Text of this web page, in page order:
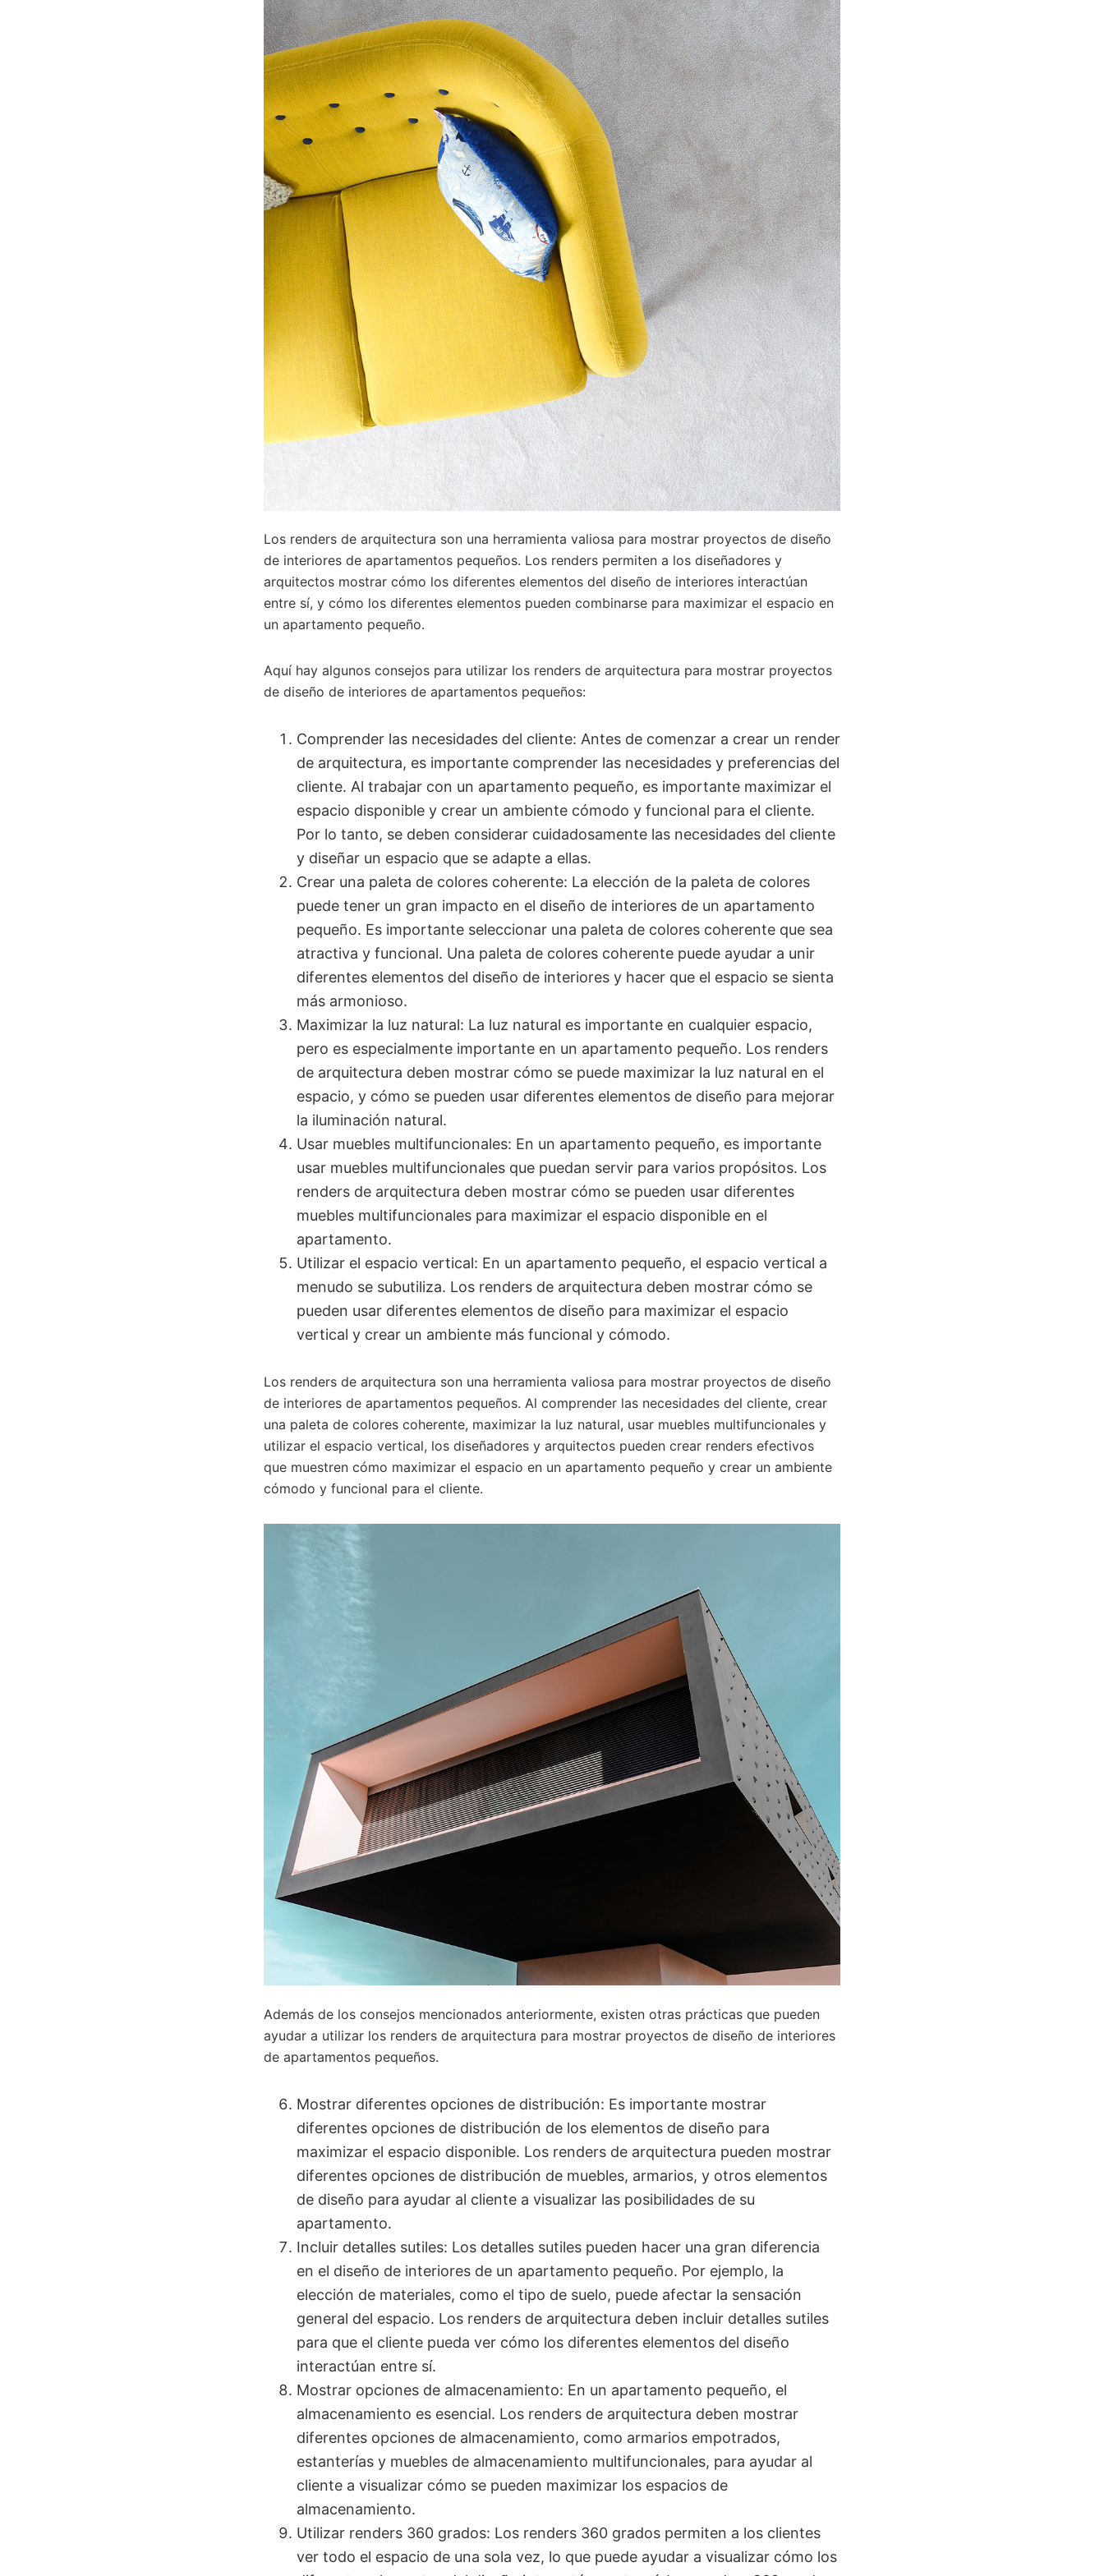
Los renders de arquitectura son una herramienta valiosa para mostrar proyectos de diseño
de interiores de apartamentos pequeños. Los renders permiten a los diseñadores y
arquitectos mostrar cómo los diferentes elementos del diseño de interiores interactúan
entre sí, y cómo los diferentes elementos pueden combinarse para maximizar el espacio en
un apartamento pequeño.
Aquí hay algunos consejos para utilizar los renders de arquitectura para mostrar proyectos
de diseño de interiores de apartamentos pequeños:
Comprender las necesidades del cliente: Antes de comenzar a crear un render
de arquitectura, es importante comprender las necesidades y preferencias del
cliente. Al trabajar con un apartamento pequeño, es importante maximizar el
espacio disponible y crear un ambiente cómodo y funcional para el cliente.
Por lo tanto, se deben considerar cuidadosamente las necesidades del cliente
y diseñar un espacio que se adapte a ellas.
Crear una paleta de colores coherente: La elección de la paleta de colores
puede tener un gran impacto en el diseño de interiores de un apartamento
pequeño. Es importante seleccionar una paleta de colores coherente que sea
atractiva y funcional. Una paleta de colores coherente puede ayudar a unir
diferentes elementos del diseño de interiores y hacer que el espacio se sienta
más armonioso.
Maximizar la luz natural: La luz natural es importante en cualquier espacio,
pero es especialmente importante en un apartamento pequeño. Los renders
de arquitectura deben mostrar cómo se puede maximizar la luz natural en el
espacio, y cómo se pueden usar diferentes elementos de diseño para mejorar
la iluminación natural.
Usar muebles multifuncionales: En un apartamento pequeño, es importante
usar muebles multifuncionales que puedan servir para varios propósitos. Los
renders de arquitectura deben mostrar cómo se pueden usar diferentes
muebles multifuncionales para maximizar el espacio disponible en el
apartamento.
Utilizar el espacio vertical: En un apartamento pequeño, el espacio vertical a
menudo se subutiliza. Los renders de arquitectura deben mostrar cómo se
pueden usar diferentes elementos de diseño para maximizar el espacio
vertical y crear un ambiente más funcional y cómodo.
Los renders de arquitectura son una herramienta valiosa para mostrar proyectos de diseño
de interiores de apartamentos pequeños. Al comprender las necesidades del cliente, crear
una paleta de colores coherente, maximizar la luz natural, usar muebles multifuncionales y
utilizar el espacio vertical, los diseñadores y arquitectos pueden crear renders efectivos
que muestren cómo maximizar el espacio en un apartamento pequeño y crear un ambiente
cómodo y funcional para el cliente.
Además de los consejos mencionados anteriormente, existen otras prácticas que pueden
ayudar a utilizar los renders de arquitectura para mostrar proyectos de diseño de interiores
de apartamentos pequeños.
Mostrar diferentes opciones de distribución: Es importante mostrar
diferentes opciones de distribución de los elementos de diseño para
maximizar el espacio disponible. Los renders de arquitectura pueden mostrar
diferentes opciones de distribución de muebles, armarios, y otros elementos
de diseño para ayudar al cliente a visualizar las posibilidades de su
apartamento.
Incluir detalles sutiles: Los detalles sutiles pueden hacer una gran diferencia
en el diseño de interiores de un apartamento pequeño. Por ejemplo, la
elección de materiales, como el tipo de suelo, puede afectar la sensación
general del espacio. Los renders de arquitectura deben incluir detalles sutiles
para que el cliente pueda ver cómo los diferentes elementos del diseño
interactúan entre sí.
Mostrar opciones de almacenamiento: En un apartamento pequeño, el
almacenamiento es esencial. Los renders de arquitectura deben mostrar
diferentes opciones de almacenamiento, como armarios empotrados,
estanterías y muebles de almacenamiento multifuncionales, para ayudar al
cliente a visualizar cómo se pueden maximizar los espacios de
almacenamiento.
Utilizar renders 360 grados: Los renders 360 grados permiten a los clientes
ver todo el espacio de una sola vez, lo que puede ayudar a visualizar cómo los